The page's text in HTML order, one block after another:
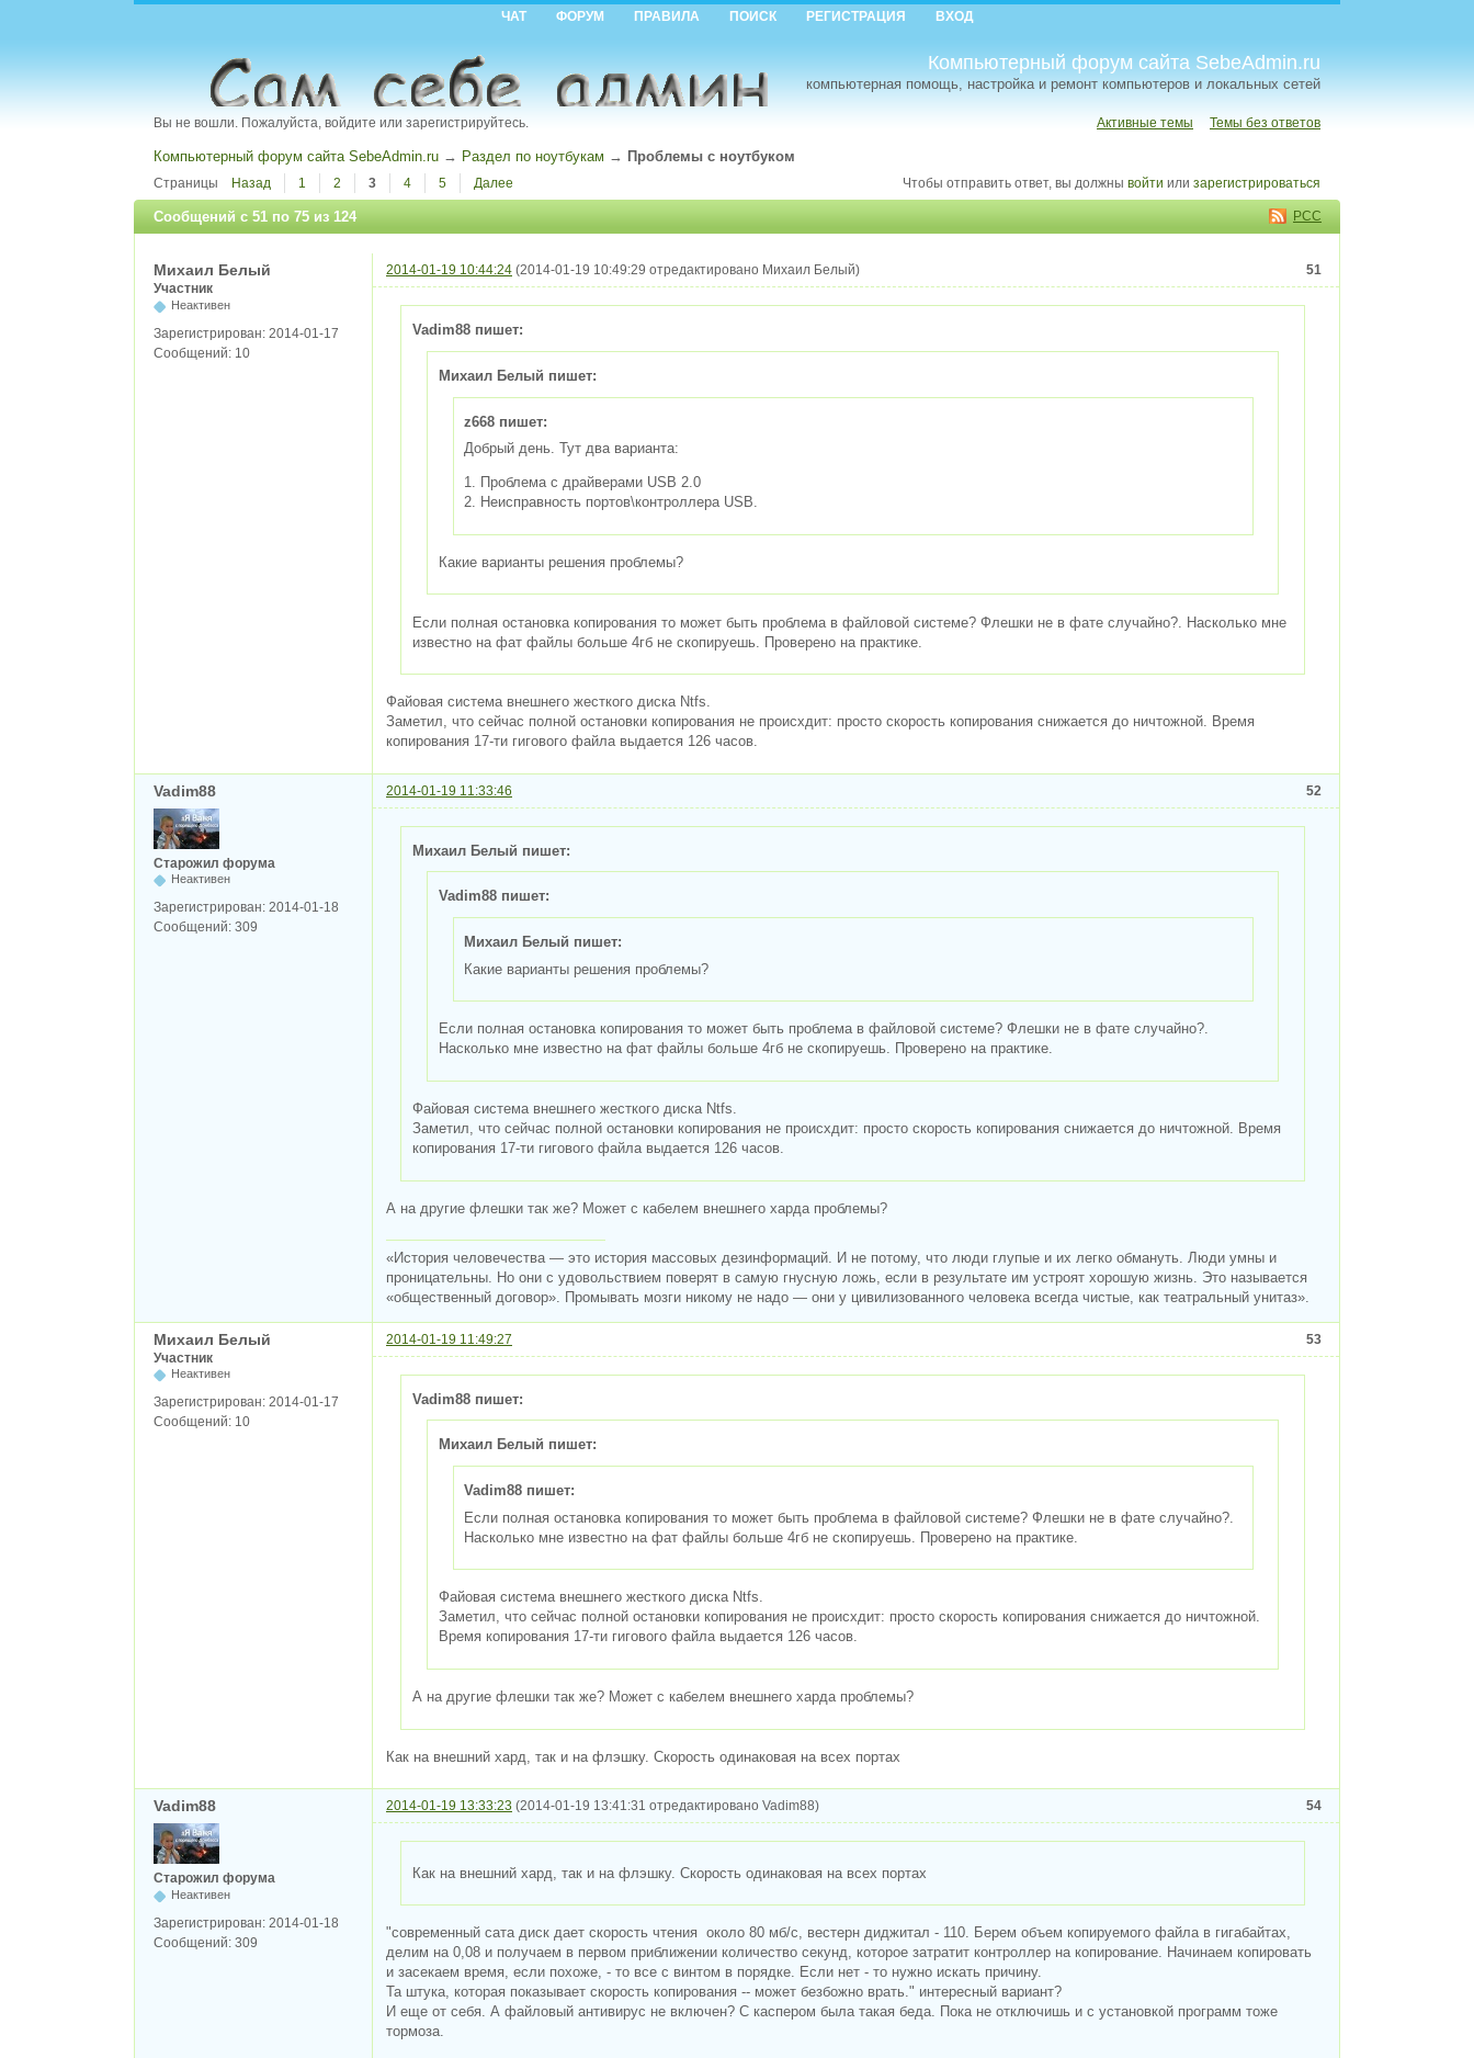
ЧАТ ФОРУМ ПРАВИЛА ПОИСК РЕГИСТРАЦИЯ ВХОД
Компьютерный форум сайта SebeAdmin.ru
компьютерная помощь, настройка и ремонт компьютеров и локальных сетей
Вы не вошли. Пожалуйста, войдите или зарегистрируйтесь. Активные темы Темы без ответов
Компьютерный форум сайта SebeAdmin.ru → Раздел по ноутбукам → Проблемы с ноутбуком
Страницы Назад 1 2 3 4 5 Далее Чтобы отправить ответ, вы должны войти или зарегистрироваться
РСС
Сообщений с 51 по 75 из 124
51
Михаил Белый 2014-01-19 10:44:24 (2014-01-19 10:49:29 отредактировано Михаил Белый)
Участник
Неактивен
Зарегистрирован: 2014-01-17
Сообщений: 10
Vadim88 пишет:
Михаил Белый пишет:
z668 пишет:
Добрый день. Тут два варианта:
1. Проблема с драйверами USB 2.0
2. Неисправность портов\контроллера USB.
Какие варианты решения проблемы?
Если полная остановка копирования то может быть проблема в файловой системе? Флешки не в фате случайно?. Насколько мне
известно на фат файлы больше 4гб не скопируешь. Проверено на практике.
Файовая система внешнего жесткого диска Ntfs.
Заметил, что сейчас полной остановки копирования не происхдит: просто скорость копирования снижается до ничтожной. Время
копирования 17-ти гигового файла выдается 126 часов.
52
Vadim88 2014-01-19 11:33:46
Старожил форума
Неактивен
Зарегистрирован: 2014-01-18
Сообщений: 309
Михаил Белый пишет:
Vadim88 пишет:
Михаил Белый пишет:
Какие варианты решения проблемы?
Если полная остановка копирования то может быть проблема в файловой системе? Флешки не в фате случайно?.
Насколько мне известно на фат файлы больше 4гб не скопируешь. Проверено на практике.
Файовая система внешнего жесткого диска Ntfs.
Заметил, что сейчас полной остановки копирования не происхдит: просто скорость копирования снижается до ничтожной. Время
копирования 17-ти гигового файла выдается 126 часов.
А на другие флешки так же? Может с кабелем внешнего харда проблемы?
«История человечества — это история массовых дезинформаций. И не потому, что люди глупые и их легко обмануть. Люди умны и
проницательны. Но они с удовольствием поверят в самую гнусную ложь, если в результате им устроят хорошую жизнь. Это называется
«общественный договор». Промывать мозги никому не надо — они у цивилизованного человека всегда чистые, как театральный унитаз».
53
Михаил Белый
2014-01-19 11:49:27
Участник
Неактивен
Зарегистрирован: 2014-01-17
Сообщений: 10
Vadim88 пишет:
Михаил Белый пишет:
Vadim88 пишет:
Если полная остановка копирования то может быть проблема в файловой системе? Флешки не в фате случайно?.
Насколько мне известно на фат файлы больше 4гб не скопируешь. Проверено на практике.
Файовая система внешнего жесткого диска Ntfs.
Заметил, что сейчас полной остановки копирования не происхдит: просто скорость копирования снижается до ничтожной.
Время копирования 17-ти гигового файла выдается 126 часов.
А на другие флешки так же? Может с кабелем внешнего харда проблемы?
Как на внешний хард, так и на флэшку. Скорость одинаковая на всех портах
54
Vadim88 2014-01-19 13:33:23 (2014-01-19 13:41:31 отредактировано Vadim88)
Старожил форума
Неактивен
Зарегистрирован: 2014-01-18
Сообщений: 309
Как на внешний хард, так и на флэшку. Скорость одинаковая на всех портах
"современный сата диск дает скорость чтения около 80 мб/с, вестерн диджитал - 110. Берем объем копируемого файла в гигабайтах,
делим на 0,08 и получаем в первом приближении количество секунд, которое затратит контроллер на копирование. Начинаем копировать
и засекаем время, если похоже, - то все с винтом в порядке. Если нет - то нужно искать причину.
Та штука, которая показывает скорость копирования -- может безбожно врать." интересный вариант?
И еще от себя. А файловый антивирус не включен? С каспером была такая беда. Пока не отключишь и с установкой программ тоже
тормоза.